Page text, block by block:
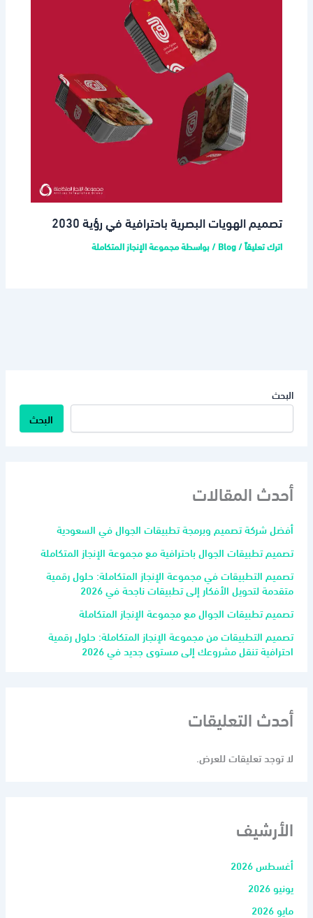
تصميم الهويات البصرية باحترافية في رؤية 2030
اترك تعليقاً/
Blog / بواسطةمجموعة الإنجاز المتكاملة
البحث
البحث
أحدث المقالات
أفضل شركة تصميم وبرمجة تطبيقات الجوال في السعودية
تصميم تطبيقات الجوال باحترافية مع مجموعة الإنجاز المتكاملة
تصميم التطبيقات في مجموعة الإنجاز المتكاملة: حلول رقمية
متقدمة لتحويل الأفكار إلى تطبيقات ناجحة في 2026
تصميم تطبيقات الجوال مع مجموعة الإنجاز المتكاملة
تصميم التطبيقات من مجموعة الإنجاز المتكاملة: حلول رقمية
احترافية تنقل مشروعك إلى مستوى جديد في 2026
أحدث التعليقات
لا توجد تعليقات للعرض.
الأرشيف
أغسطس 2026
يونيو 2026
مايو 2026